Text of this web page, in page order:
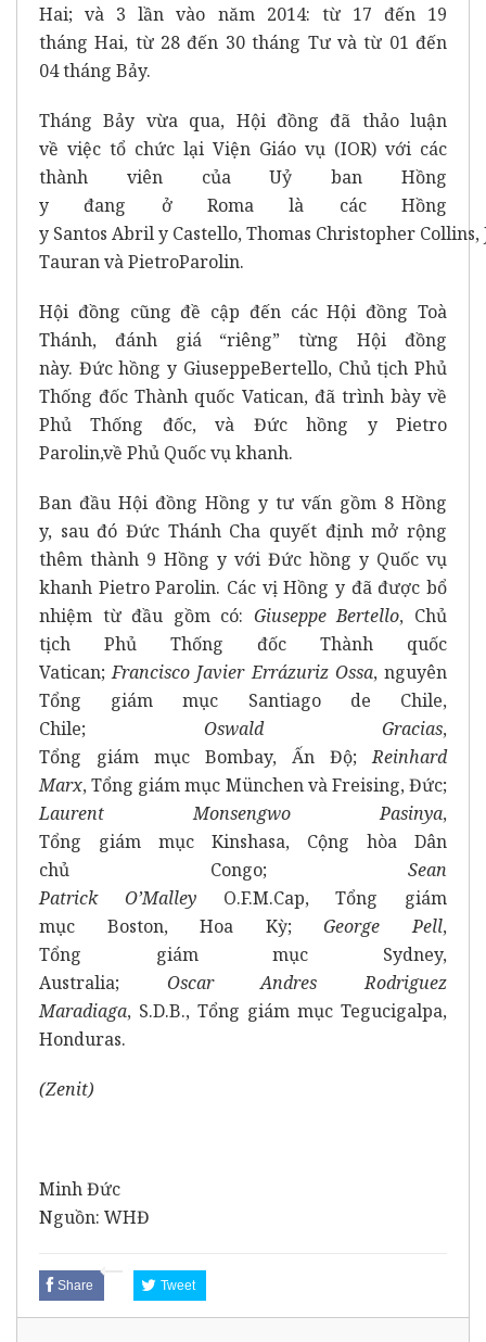
Hai; và 3 lần vào năm 2014: từ 17 đến 19
tháng Hai, từ 28 đến 30 tháng Tư và từ 01 đến
04 tháng Bảy.
Tháng Bảy vừa qua, Hội đồng đã thảo luận
về việc tổ chức lại Viện Giáo vụ (IOR) với các
thành viên của Uỷ ban Hồng
y đang ở Roma là các Hồng
y Santos Abril y Castello, Thomas Christopher Collins,
Tauran và PietroParolin.
Hội đồng cũng đề cập đến các Hội đồng Toà
Thánh, đánh giá “riêng” từng Hội đồng
này. Đức hồng y GiuseppeBertello, Chủ tịch Phủ
Thống đốc Thành quốc Vatican, đã trình bày về
Phủ Thống đốc, và Đức hồng y Pietro
Parolin,về Phủ Quốc vụ khanh.
Ban đầu Hội đồng Hồng y tư vấn gồm 8 Hồng
y, sau đó Đức Thánh Cha quyết định mở rộng
thêm thành 9 Hồng y với Đức hồng y Quốc vụ
khanh Pietro Parolin. Các vị Hồng y đã được bổ
nhiệm từ đầu gồm có: GiuseppeBertello, Chủ
tịch Phủ Thống đốc Thành quốc
Vatican;Francisco JavierErrázuriz Ossa, nguyên
Tổng giám mục Santiago de Chile,
Chile; OswaldGracias,
Tổng giám mục Bombay, Ấn Độ;Reinhard
Marx, Tổng giám mục München và Freising, Đức;
Laurent Monsengwo Pasinya,
Tổng giám mục Kinshasa, Cộng hòa Dân
chủ Congo; Sean
PatrickO’MalleyO.F.M.Cap, Tổng giám
mục Boston, Hoa Kỳ;George Pell,
Tổng giám mục Sydney,
Australia; OscarAndres Rodriguez
Maradiaga, S.D.B., Tổng giám mục Tegucigalpa,
Honduras.
(Zenit)
Minh Đức
Nguồn: WHĐ
Share Tweet